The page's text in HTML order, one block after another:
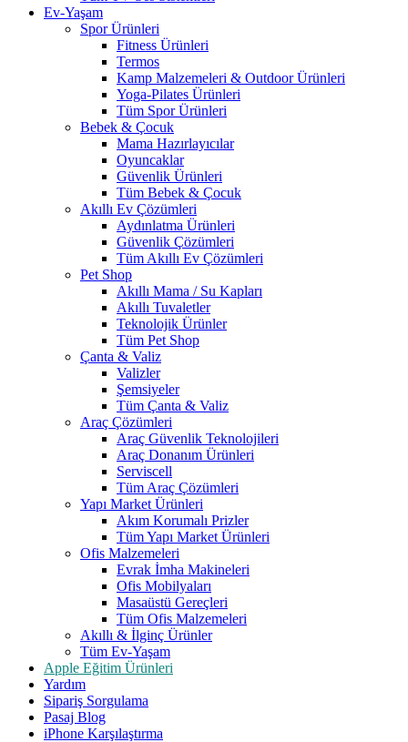
Ev-Yaşam
Spor Ürünleri
Fitness Ürünleri
Termos
Kamp Malzemeleri & Outdoor Ürünleri
Yoga-Pilates Ürünleri
Tüm Spor Ürünleri
Bebek & Çocuk
Mama Hazırlayıcılar
Oyuncaklar
Güvenlik Ürünleri
Tüm Bebek & Çocuk
Akıllı Ev Çözümleri
Aydınlatma Ürünleri
Güvenlik Çözümleri
Tüm Akıllı Ev Çözümleri
Pet Shop
Akıllı Mama / Su Kapları
Akıllı Tuvaletler
Teknolojik Ürünler
Tüm Pet Shop
Çanta & Valiz
Valizler
Şemsiyeler
Tüm Çanta & Valiz
Araç Çözümleri
Araç Güvenlik Teknolojileri
Araç Donanım Ürünleri
Serviscell
Tüm Araç Çözümleri
Yapı Market Ürünleri
Akım Korumalı Prizler
Tüm Yapı Market Ürünleri
Ofis Malzemeleri
Evrak İmha Makineleri
Ofis Mobilyaları
Masaüstü Gereçleri
Tüm Ofis Malzemeleri
Akıllı & İlginç Ürünler
Tüm Ev-Yaşam
Apple Eğitim Ürünleri
Yardım
Sipariş Sorgulama
Pasaj Blog
iPhone Karşılaştırma